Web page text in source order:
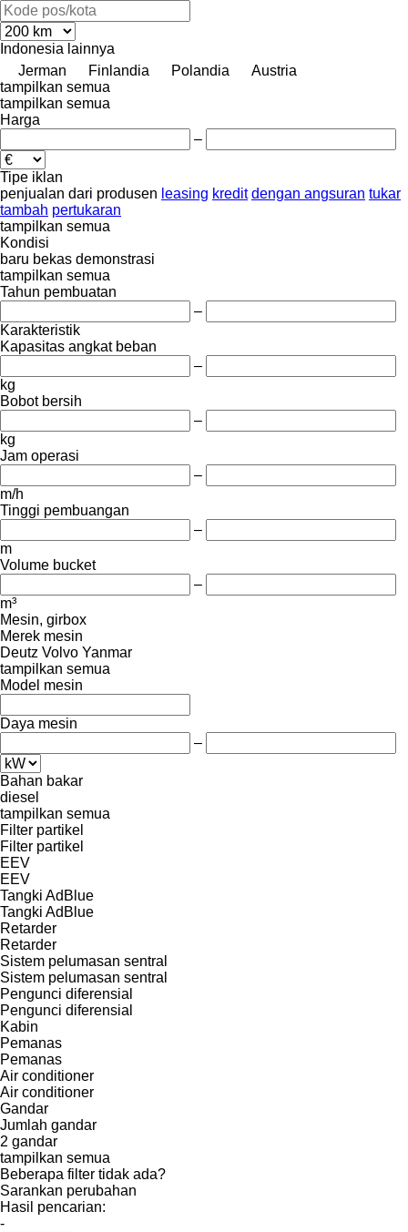
Indonesia lainnya
Jerman
Finlandia Polandia
Austria
tampilkan semua
tampilkan semua
Harga
–
Tipe iklan
penjualan dari produsen leasing kredit dengan angsuran tukar
tambah pertukaran
tampilkan semua
Kondisi
baru bekas demonstrasi
tampilkan semua
Tahun pembuatan
–
Karakteristik
Kapasitas angkat beban
–
kg
Bobot bersih
–
kg
Jam operasi
–
m/h
Tinggi pembuangan
–
m
Volume bucket
–
m³
Mesin, girbox
Merek mesin
Deutz Volvo Yanmar
tampilkan semua
Model mesin
Daya mesin
–
Bahan bakar
diesel
tampilkan semua
Filter partikel
Filter partikel
EEV
EEV
Tangki AdBlue
Tangki AdBlue
Retarder
Retarder
Sistem pelumasan sentral
Sistem pelumasan sentral
Pengunci diferensial
Pengunci diferensial
Kabin
Pemanas
Pemanas
Air conditioner
Air conditioner
Gandar
Jumlah gandar
2 gandar
tampilkan semua
Beberapa filter tidak ada?
Sarankan perubahan
Hasil pencarian:
-